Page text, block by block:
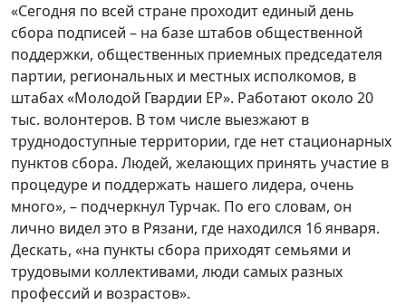
«Сегодня по всей стране проходит единый день
сбора подписей – на базе штабов общественной
поддержки, общественных приемных председателя
партии, региональных и местных исполкомов, в
штабах «Молодой Гвардии ЕР». Работают около 20
тыс. волонтеров. В том числе выезжают в
труднодоступные территории, где нет стационарных
пунктов сбора. Людей, желающих принять участие в
процедуре и поддержать нашего лидера, очень
много», – подчеркнул Турчак. По его словам, он
лично видел это в Рязани, где находился 16 января.
Дескать, «на пункты сбора приходят семьями и
трудовыми коллективами, люди самых разных
профессий и возрастов».